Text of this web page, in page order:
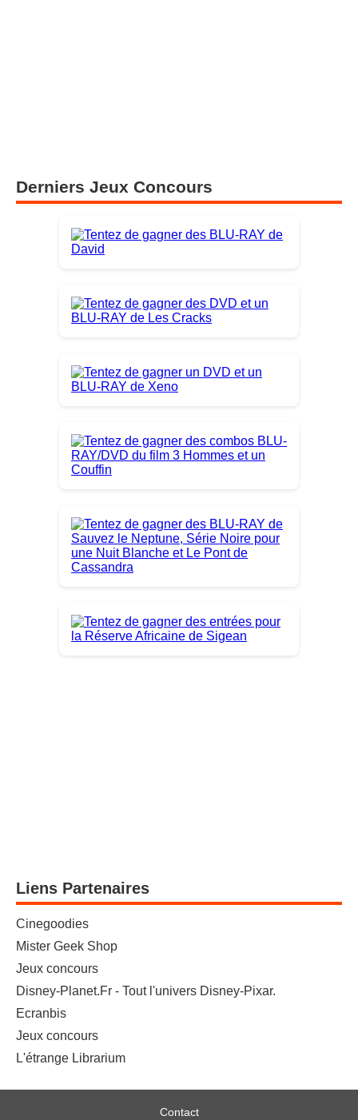
Derniers Jeux Concours
Liens Partenaires
Cinegoodies
Mister Geek Shop
Jeux concours
Disney-Planet.Fr - Tout l'univers Disney-Pixar.
Ecranbis
Jeux concours
L'étrange Librarium
Contact